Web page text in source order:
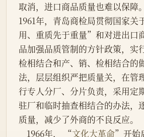
取消，进口商品质量也难以保障。
1961年，青岛商检局贯彻国家
用、重质先于重量”和对进出口
品加强品质管制的方针政策，实
检相结合和产、销、检相结合的
法，层层组织严把质量关，在管
行专人分厂、分片负责，采用定
驻厂和临时抽查相结合的办法，
质量，减少了外商的不良反应。
    1966年， “
文化大革命”开始